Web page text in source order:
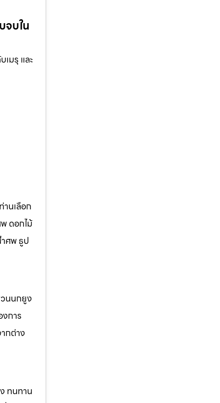
จบใน
มรุ และ
นเลือก
ดอกไม้
ศพ ธูป
นนกยูง
การ
กต่าง
ทนทาน